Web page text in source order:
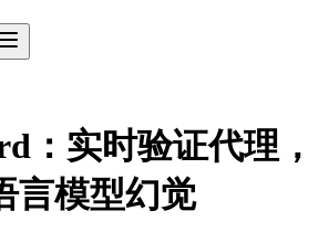
：实时验证代理，
言模型幻觉